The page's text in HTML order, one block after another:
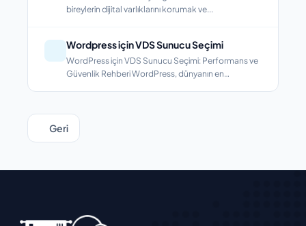
bireylerin dijital varlıklarını korumak ve...
Wordpress için VDS Sunucu Seçimi
WordPress için VDS Sunucu Seçimi: Performans ve
Güvenlik Rehberi WordPress, dünyanın en
Geri